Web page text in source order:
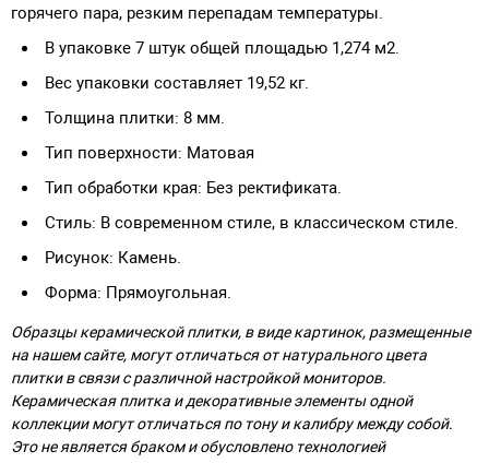
горячего пара, резким перепадам температуры.
В упаковке 7 штук общей площадью 1,274 м2.
Вес упаковки составляет 19,52 кг.
Толщина плитки: 8 мм.
Тип поверхности: Матовая
Тип обработки края: Без ректификата.
Стиль: В современном стиле, в классическом стиле.
Рисунок: Камень.
Форма: Прямоугольная.
Образцы керамической плитки, в виде картинок, размещенные
на нашем сайте, могут отличаться от натурального цвета
плитки в связи с различной настройкой мониторов.
Керамическая плитка и декоративные элементы одной
коллекции могут отличаться по тону и калибру между собой.
Это не является браком и обусловлено технологией